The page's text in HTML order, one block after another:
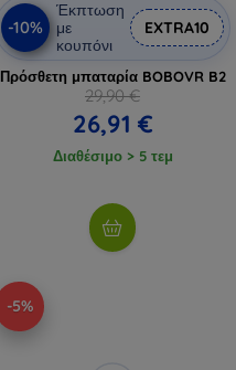
-10%
Έκπτωση
με
κουπόνι
EXTRA10
Πρόσθετη μπαταρία BOBOVR B2
29,90 €
26,91 €
Διαθέσιμο > 5 τεμ
-5%